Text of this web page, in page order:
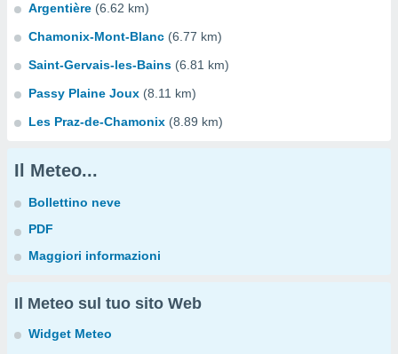
Argentière (6.62 km)
Chamonix-Mont-Blanc (6.77 km)
Saint-Gervais-les-Bains (6.81 km)
Passy Plaine Joux (8.11 km)
Les Praz-de-Chamonix (8.89 km)
Il Meteo...
Bollettino neve
PDF
Maggiori informazioni
Il Meteo sul tuo sito Web
Widget Meteo